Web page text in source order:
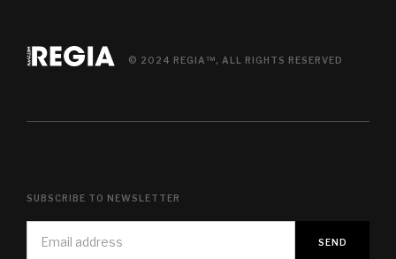
© 2024 REGIA™, ALL RIGHTS RESERVED
SUBSCRIBE TO NEWSLETTER